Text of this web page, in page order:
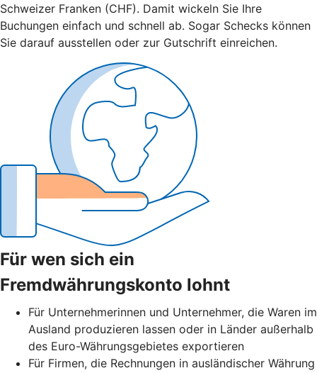
Schweizer Franken (CHF). Damit wickeln Sie Ihre
Buchungen einfach und schnell ab. Sogar Schecks können
Sie darauf ausstellen oder zur Gutschrift einreichen.
Für wen sich ein
Fremdwährungskonto lohnt
Für Unternehmerinnen und Unternehmer, die Waren im
Ausland produzieren lassen oder in Länder außerhalb
des Euro-Währungsgebietes exportieren
Für Firmen, die Rechnungen in ausländischer Währung